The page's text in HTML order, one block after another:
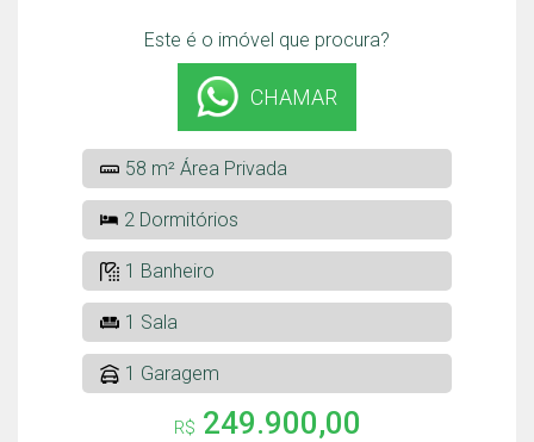
Este é o imóvel que procura?
CHAMAR
58 m² Área Privada
2 Dormitórios
1 Banheiro
1 Sala
1 Garagem
R$ 249.900,00